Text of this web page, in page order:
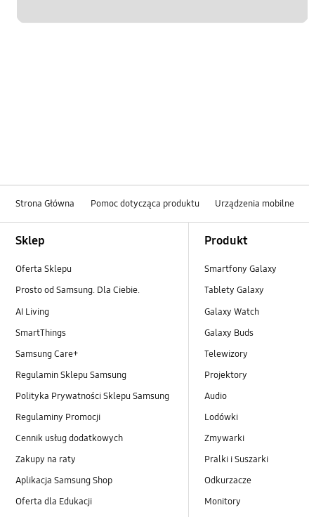
Strona Główna Pomoc dotycząca produktu Urządzenia mobilne
Sklep
Oferta Sklepu
Prosto od Samsung. Dla Ciebie.
AI Living
SmartThings
Samsung Care+
Regulamin Sklepu Samsung
Polityka Prywatności Sklepu Samsung
Regulaminy Promocji
Cennik usług dodatkowych
Zakupy na raty
Aplikacja Samsung Shop
Oferta dla Edukacji
Produkt
Smartfony Galaxy
Tablety Galaxy
Galaxy Watch
Galaxy Buds
Telewizory
Projektory
Audio
Lodówki
Zmywarki
Pralki i Suszarki
Odkurzacze
Monitory